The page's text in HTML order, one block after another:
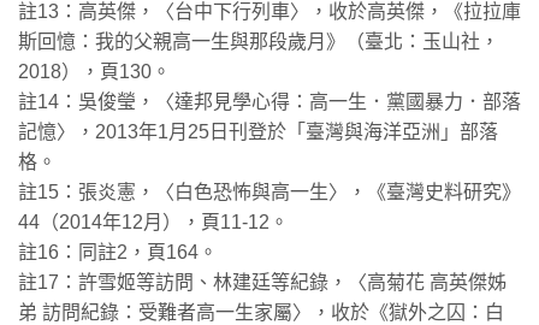
註13：高英傑，〈台中下行列車〉，收於高英傑，《拉拉庫
斯回憶：我的父親高一生與那段歲月》（臺北：玉山社，
2018），頁130。
註14：吳俊瑩，〈達邦見學心得：高一生．黨國暴力．部落
記憶〉，2013年1月25日刊登於「臺灣與海洋亞洲」部落
格。
註15：張炎憲，〈白色恐怖與高一生〉，《臺灣史料研究》
44（2014年12月），頁11-12。
註16：同註2，頁164。
註17：許雪姬等訪問、林建廷等紀錄，〈高菊花 高英傑姊
弟 訪問紀錄：受難者高一生家屬〉，收於《獄外之囚：白